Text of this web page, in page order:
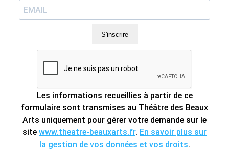
S'inscrire
Les informations recueillies à partir de ce
formulaire sont transmises au Théâtre des Beaux
Arts uniquement pour gérer votre demande sur le
site www.theatre-beauxarts.fr. En savoir plus sur
la gestion de vos données et vos droits.